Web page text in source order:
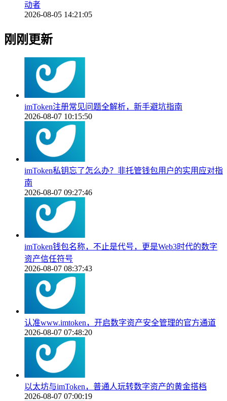
动者
2026-08-05 14:21:05
刚刚更新
imToken注册常见问题全解析，新手避坑指南
2026-08-07 10:15:50
imToken私钥忘了怎么办？非托管钱包用户的实用应对指
南
2026-08-07 09:27:46
imToken钱包名称，不止是代号，更是Web3时代的数字
资产信任符号
2026-08-07 08:37:43
认准www.imtoken，开启数字资产安全管理的官方通道
2026-08-07 07:48:20
以太坊与imToken，普通人玩转数字资产的黄金搭档
2026-08-07 07:00:19